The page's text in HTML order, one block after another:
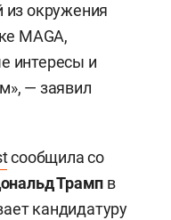
из окружения
MAGA,
интересы и
— заявил
сообщила со
Трамп в
кандидатуру